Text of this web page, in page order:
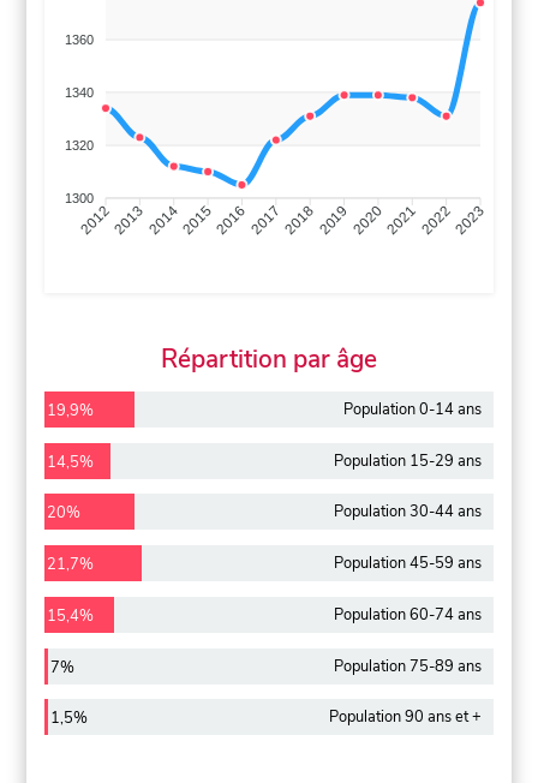
1360
1340
1320
1300
201220132014201520162017 20182019 2020202120222023
Répartition par âge
19,9% Population 0-14 ans
14,5% Population 15-29 ans
20% Population 30-44 ans
21,7% Population 45-59 ans
15,4% Population 60-74 ans
7% Population 75-89 ans
1,5% Population 90 ans et +